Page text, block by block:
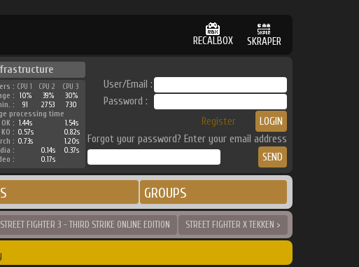
RECALBOX SKRAPER
: CPU 1 CPU 2
CPU 3
:
10% 39%
30%
:
91 2753
730
processing time
: 1.44s
1.54s
: 0.57s
0.82s
: 0.73s
1.20s
:
0.14s
0.37s
:
0.17s
User/Email :
Password :
Register
Forgot your password? Enter your email address
GROUPS
FIGHTER 3 - THIRD STRIKE ONLINE EDITION STREET FIGHTER X TEKKEN >